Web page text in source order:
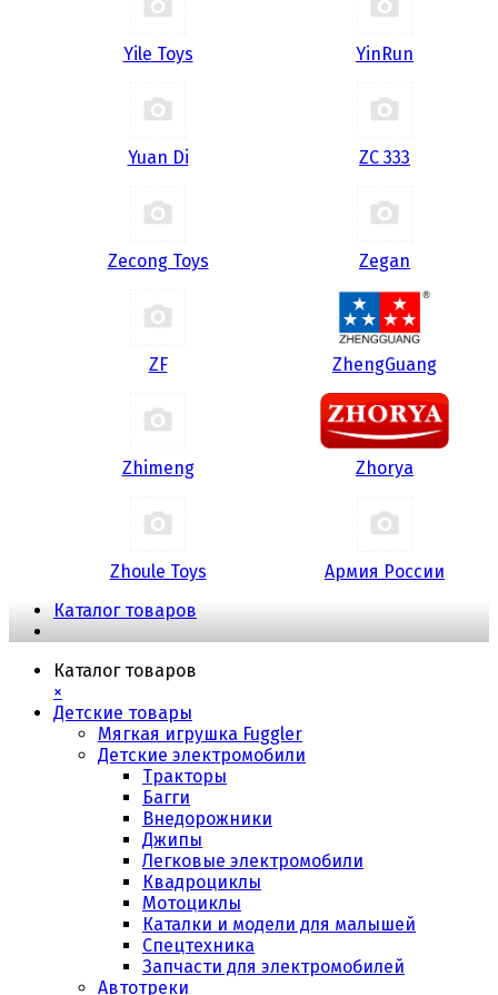
Yile Toys YinRun
Yuan Di ZC 333
Zecong Toys Zegan
ZF ZhengGuang
Zhimeng Zhorya
Zhoule Toys
Армия России
Каталог товаров
Каталог товаров
×
Детские товары
Мягкая игрушка Fuggler
Детские электромобили
Тракторы
Багги
Внедорожники
Джипы
Легковые электромобили
Квадроциклы
Мотоциклы
Каталки и модели для малышей
Спецтехника
Запчасти для электромобилей
Автотреки